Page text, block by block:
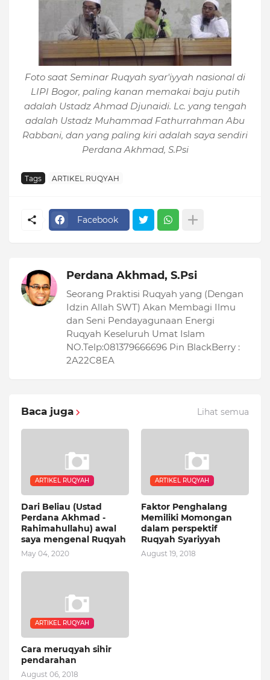
Foto saat Seminar Ruqyah syar'iyyah nasional di
LIPI Bogor, paling kanan memakai baju putih
adalah Ustadz Ahmad Djunaidi. Lc. yang tengah
adalah Ustadz Muhammad Fathurrahman Abu
Rabbani, dan yang paling kiri adalah saya sendiri
Perdana Akhmad, S.Psi
Tags ARTIKEL RUQYAH
Facebook
Perdana Akhmad, S.Psi
Seorang Praktisi Ruqyah yang (Dengan
Idzin Allah SWT) Akan Membagi Ilmu
dan Seni Pendayagunaan Energi
Ruqyah Keseluruh Umat Islam
NO.Telp:081379666696 Pin BlackBerry :
2A22C8EA
Baca juga Lihat semua
ARTIKEL RUQYAH
Dari Beliau (Ustad
Perdana Akhmad -
Rahimahullahu) awal
saya mengenal Ruqyah
May 04, 2020
ARTIKEL RUQYAH
Faktor Penghalang
Memiliki Momongan
dalam perspektif
Ruqyah Syariyyah
August 19, 2018
ARTIKEL RUQYAH
Cara meruqyah sihir
pendarahan
August 06, 2018